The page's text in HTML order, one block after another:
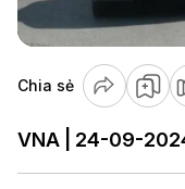
Chia sẻ
VNA | 24-09-